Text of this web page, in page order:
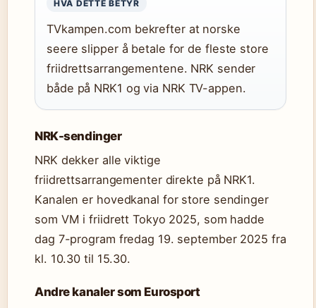
HVA DETTE BETYR
TVkampen.com bekrefter at norske
seere slipper å betale for de fleste store
friidrettsarrangementene. NRK sender
både på NRK1 og via NRK TV-appen.
NRK-sendinger
NRK dekker alle viktige
friidrettsarrangementer direkte på NRK1.
Kanalen er hovedkanal for store sendinger
som VM i friidrett Tokyo 2025, som hadde
dag 7-program fredag 19. september 2025 fra
kl. 10.30 til 15.30.
Andre kanaler som Eurosport